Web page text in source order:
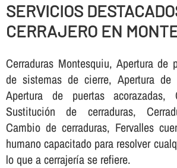
SERVICIOS
CERRAJERO EN
Cerraduras Montesquiu, Apertura de
de sistemas de cierre, Apertura de
Apertura de puertas acorazadas,
Sustitución de cerraduras,
Cambio de cerraduras, Fervalles
humano capacitado para resolver
lo que a cerrajerí­a se refiere.